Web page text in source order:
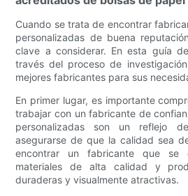
Cuando se trata de encontrar
personalizadas de buena
clave a considerar. En esta guía
través del proceso de
mejores fabricantes para sus
En primer lugar, es importante
trabajar con un fabricante de
personalizadas son un reflejo
asegurarse de que la calidad sea
encontrar un fabricante que se
materiales de alta calidad y
duraderas y visualmente atractivas.